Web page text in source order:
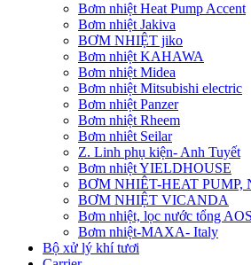
Bơm nhiệt Heat Pump Accent
Bơm nhiệt Jakiva
BƠM NHIỆT jiko
Bơm nhiệt KAHAWA
Bơm nhiệt Midea
Bơm nhiệt Mitsubishi electric
Bơm nhiệt Panzer
Bơm nhiệt Rheem
Bơm nhiêt Seilar
Z. Linh phụ kiện- Anh Tuyết
Bơm nhiệt YIELDHOUSE
BƠM NHIÊT-HEAT
BƠM NHIỆT VICANDA
Bơm nhiệt, lọc nước tổng
Bơm nhiệt-MAXA- Italy
Bộ xử lý khí tươi